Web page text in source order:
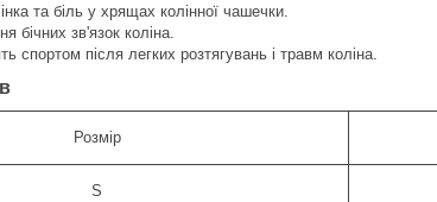
та біль у хрящах колінної чашечки.
бічних зв'язок коліна.
спортом після легких розтягувань і травм коліна.
Розмір
S